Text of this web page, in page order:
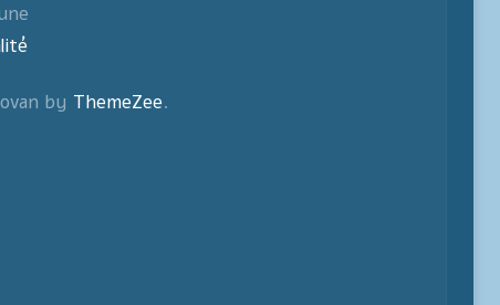
by ThemeZee.